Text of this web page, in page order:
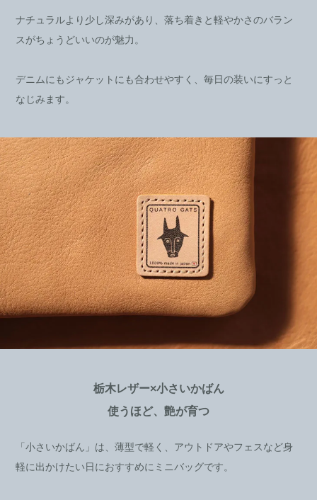
ナチュラルより少し深みがあり、落ち着きと軽やかさのバラン
スがちょうどいいのが魅力。
デニムにもジャケットにも合わせやすく、毎日の装いにすっと
なじみます。
栃木レザー×小さいかばん
使うほど、艶が育つ
「小さいかばん」は、薄型で軽く、アウトドアやフェスなど身
軽に出かけたい日におすすめにミニバッグです。